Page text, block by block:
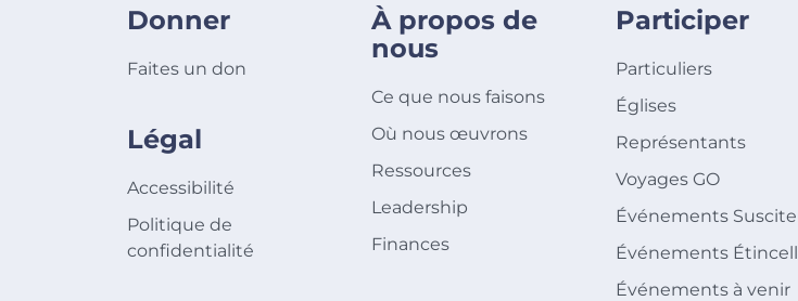
Donner
Faites un don
Légal
Accessibilité
Politique de
confidentialité
À propos de
nous
Ce que nous faisons
Où nous œuvrons
Ressources
Leadership
Finances
Participer
Particuliers
Églises
Représentants
Voyages GO
Événements
Événements
Événements à venir